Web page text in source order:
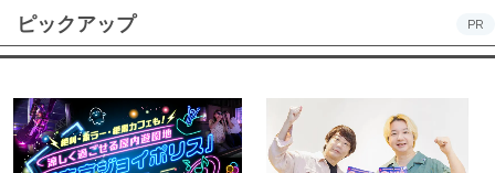
ピックアップ PR